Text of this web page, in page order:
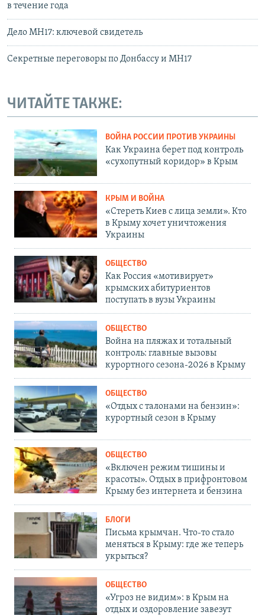
в течение года
Дело MH17: ключевой свидетель
Секретные переговоры по Донбассу и MH17
ЧИТАЙТЕ ТАКЖЕ:
ВОЙНА РОССИИ ПРОТИВ УКРАИНЫ
Как Украина берет под контроль
«сухопутный коридор» в Крым
КРЫМ И ВОЙНА
«Стереть Киев с лица земли». Кто
в Крыму хочет уничтожения
Украины
ОБЩЕСТВО
Как Россия «мотивирует»
крымских абитуриентов
поступать в вузы Украины
ОБЩЕСТВО
Война на пляжах и тотальный
контроль: главные вызовы
курортного сезона-2026 в Крыму
ОБЩЕСТВО
«Отдых с талонами на бензин»:
курортный сезон в Крыму
ОБЩЕСТВО
«Включен режим тишины и
красоты». Отдых в прифронтовом
Крыму без интернета и бензина
БЛОГИ
Письма крымчан. Что-то стало
меняться в Крыму: где же теперь
укрыться?
ОБЩЕСТВО
«Угроз не видим»: в Крым на
отдых и оздоровление завезут